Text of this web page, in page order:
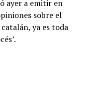
ayer a emitir en
sobre el
ya es toda